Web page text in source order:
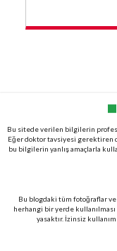
Bu sitede verilen bilgilerin
Eğer doktor tavsiyesi gerektiren
bu bilgilerin yanlış amaçlarla
Bu blogdaki tüm fotoğraflar ve
herhangi bir yerde kullanılması
yasaktır. İzinsiz